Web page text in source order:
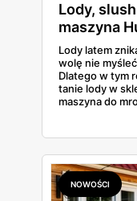
Lody,
maszyna
Lody latem
wolę nie
Dlatego w tym
tanie lody w
maszyna do
Postanowiłam
NOWOŚCI